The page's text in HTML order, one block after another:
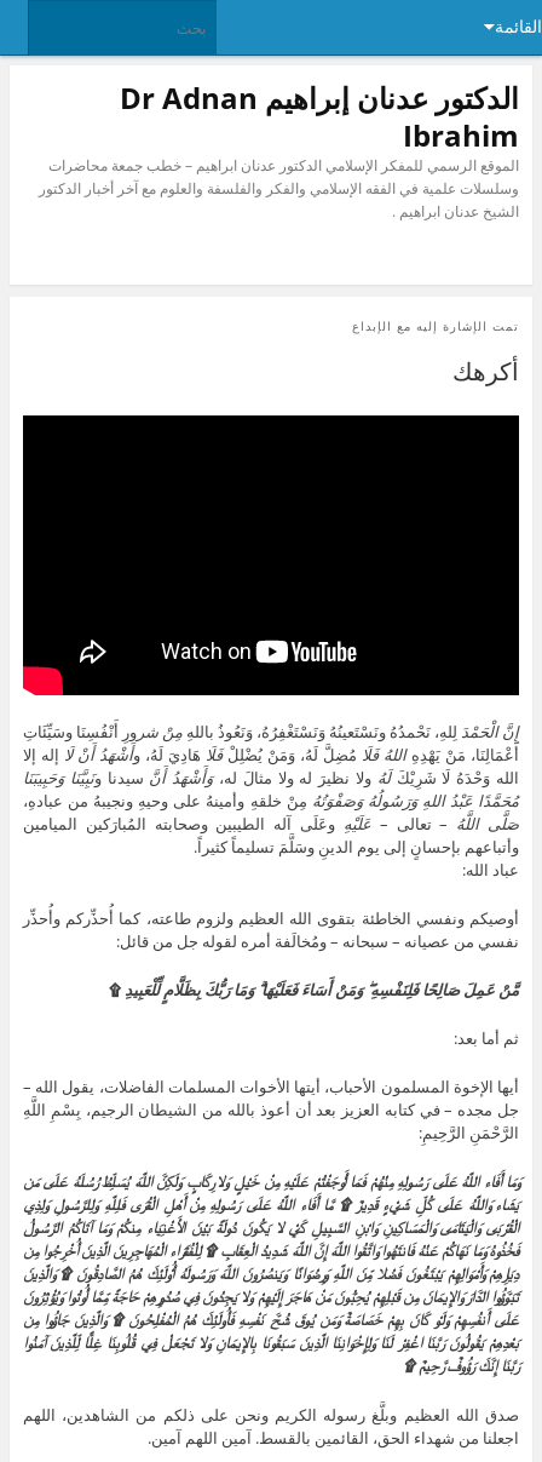
القائمة
الدكتور عدنان إبراهيم Dr Adnan
Ibrahim
الموقع الرسمي للمفكر الإسلامي الدكتور عدنان ابراهيم – خطب جمعة محاضرات
وسلسلات علمية في الفقه الإسلامي والفكر والفلسفة والعلوم مع آخر أخبار الدكتور
الشيخ عدنان ابراهيم .
تمت الإشارة إليه مع الإبداع
أكرهك
إِنَّ الْحَمْدَ لِلهِ، نَحْمدُهُ ونَسْتَعينُهُ وَنَسْتَغْفِرُهُ، وَنَعُوذُ باللهِ مِنْ شر ورِ أَنْفُسِنَا وسَيِّئَاتِ
أَعْمَالِنَا، مَنْ يَهْدِهِاللهُ فَلَا مُضِلَّ لَهُ، وَمَنْ يُضْلِلْفَلَا هَادِيَ لَهُ، وأَشْهَدُ أَنْ لَا إله إلا
الله وَحْدَهُ لَا شَرِيْكَلَهُ ولا نظيرَ له ولا مثالَ له،وَأَشْهَدُ أَنَّ سيدنا ونَبِيَّنَا وَحَبِيبَنَا
مُحَمَّدًا عَبْدُ اللهِ وَرَسُولُهُ وَصَفْوَتُهُ مِنْ خلقهِ وأمينهُ على وحيهِ ونجيبهُ من عبادهِ،
صَلَّى اللَّهُ – تعالى –عَلَيْهِ وعَلَى آله الطيبين وصحابته المُبارَكين الميامين
وأتباعهم بإحسانٍ إلى يوم الدينِ وسَلَّمَ تسليماً كثيراً.
عباد الله:
أوصيكم ونفسي الخاطئة بتقوى الله العظيم ولزوم طاعته، كما أُحذِّركم وأُحذِّر
نفسي من عصيانه – سبحانه – ومُخالَفة أمره لقوله جل من قائل:
مَّنْ عَمِلَ صَالِحًا فَلِنَفْسِهِ ۖ وَمَنْ أَسَاءَ فَعَلَيْهَا ۗ وَمَا رَبُّكَ بِظَلَّامٍ لِّلْعَبِيدِ۩
ثم أما بعد:
أيها الإخوة المسلمون الأحباب، أيتها الأخوات المسلمات الفاضلات، يقول الله –
جل مجده – في كتابه العزيز بعد أن أعوذ بالله من الشيطان الرجيم، بِسْمِ اللَّهِ
الرَّحْمَنِ الرَّحِيمِ:
وَمَا أَفَاء اللَّهُ عَلَى رَسُولِهِ مِنْهُمْ فَمَا أَوْجَفْتُمْ عَلَيْهِ مِنْ خَيْلٍ وَلا رِكَابٍ وَلَكِنَّ اللَّهَ يُسَلِّطُ رُسُلَهُ عَلَى مَن
يَشَاء وَاللَّهُ عَلَى كُلِّ شَيْءٍ قَدِيرٌ ۩ مَّا أَفَاء اللَّهُ عَلَى رَسُولِهِ مِنْ أَهْلِ الْقُرَى فَلِلَّهِ وَلِلرَّسُولِ وَلِذِي
الْقُرْبَى وَالْيَتَامَى وَالْمَسَاكِينِ وَابْنِ السَّبِيلِ كَيْ لا يَكُونَ دُولَةً بَيْنَ الأَغْنِيَاء مِنكُمْ وَمَا آتَاكُمُ الرَّسُولُ
فَخُذُوهُ وَمَا نَهَاكُمْ عَنْهُ فَانتَهُوا وَاتَّقُوا اللَّهَ إِنَّ اللَّهَ شَدِيدُ الْعِقَابِ ۩ لِلْفُقَرَاء الْمُهَاجِرِينَ الَّذِينَ أُخْرِجُوا مِن
دِيَارِهِمْ وَأَمْوَالِهِمْ يَبْتَغُونَ فَضْلا مِّنَ اللَّهِ وَرِضْوَانًا وَيَنصُرُونَ اللَّهَ وَرَسُولَهُ أُوْلَئِكَ هُمُ الصَّادِقُونَ ۩ وَالَّذِينَ
تَبَوَّؤُوا الدَّارَ وَالإِيمَانَ مِن قَبْلِهِمْ يُحِبُّونَ مَنْ هَاجَرَ إِلَيْهِمْ وَلا يَجِدُونَ فِي صُدُورِهِمْ حَاجَةً مِّمَّا أُوتُوا وَيُؤْثِرُونَ
عَلَى أَنفُسِهِمْ وَلَوْ كَانَ بِهِمْ خَصَاصَةٌ وَمَن يُوقَ شُحَّ نَفْسِهِ فَأُولَئِكَ هُمُ الْمُفْلِحُونَ ۩ وَالَّذِينَ جَاؤُوا مِن
بَعْدِهِمْ يَقُولُونَ رَبَّنَا اغْفِرْ لَنَا وَلِإِخْوَانِنَا الَّذِينَ سَبَقُونَا بِالإِيمَانِ وَلا تَجْعَلْ فِي قُلُوبِنَا غِلًّا لِّلَّذِينَ آمَنُوا
رَبَّنَا إِنَّكَ رَؤُوفٌ رَّحِيمٌ۩
صدق الله العظيم وبلَّغ رسوله الكريم ونحن على ذلكم من الشاهدين، اللهم
اجعلنا من شهداء الحق، القائمين بالقسط. آمين اللهم آمين.